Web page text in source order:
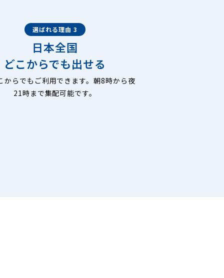
選ばれる理由 3
日本全国
どこからでも出せる
からでもご利用できます。朝8時から夜
21時まで集配可能です。